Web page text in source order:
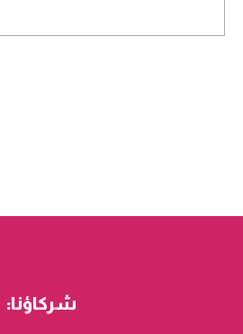
شركاؤنا: